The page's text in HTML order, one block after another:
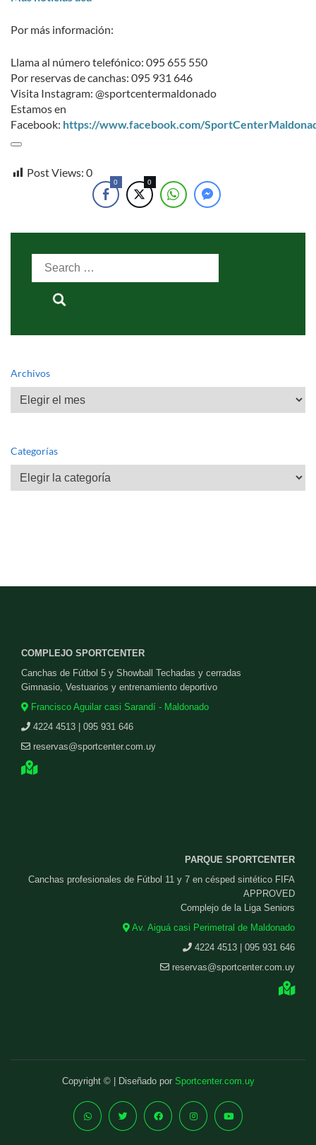
Por más información:
Llama al número telefónico: 095 655 550
Por reservas de canchas: 095 931 646
Visita Instagram: @sportcentermaldonado
Estamos en
Facebook: https://www.facebook.com/
Post Views: 0
0 0
Search
for:
Archivos
Archivos
Categorías
Categorías
COMPLEJO SPORTCENTER
Canchas de Fútbol 5 y Showball Techadas y cerradas
Gimnasio, Vestuarios y entrenamiento deportivo
Francisco Aguilar casi Sarandí - Maldonado
4224 4513 | 095 931 646
reservas@sportcenter.com.uy
PARQUE SPORTCENTER
Canchas profesionales de Fútbol 11 y 7 en césped sintético FIFA
APPROVED
Complejo de la Liga Seniors
Av. Aiguá casi Perimetral de Maldonado
4224 4513 | 095 931 646
reservas@sportcenter.com.uy
Copyright © | Diseñado por Sportcenter.com.uy